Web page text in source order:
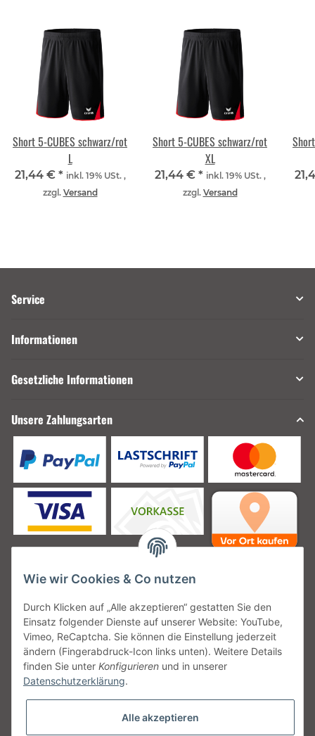
Short 5-CUBES schwarz/rot
L
21,44 € * inkl. 19% USt. ,
zzgl. Versand
Short 5-CUBES schwarz/rot
XL
21,44 € * inkl. 19% USt. ,
zzgl. Versand
Service
Informationen
Gesetzliche Informationen
Unsere Zahlungsarten
Unsere Versanddienstleister
Unsere Communities
Wie wir Cookies & Co nutzen
Durch Klicken auf „Alle akzeptieren“ gestatten Sie den
Einsatz folgender Dienste auf unserer Website: YouTube,
Vimeo, ReCaptcha. Sie können die Einstellung jederzeit
ändern (Fingerabdruck-Icon links unten). Weitere Details
finden Sie unter Konfigurieren und in unserer
Datenschutzerklärung.
Alle akzeptieren